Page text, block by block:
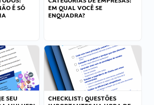
É SÓ
EM QUAL VOCÊ SE
ENQUADRA?
SEU
CHECKLIST: QUESTÕES